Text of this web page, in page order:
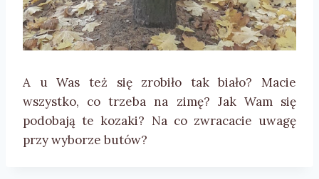
A u Was też się zrobiło tak biało? Macie
wszystko, co trzeba na zimę? Jak Wam się
podobają te kozaki? Na co zwracacie uwagę
przy wyborze butów?